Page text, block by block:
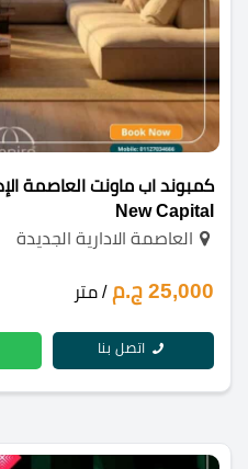
New Capital
العاصمة الادارية الجديدة
25,000 ج.م / متر
اتصل بنا